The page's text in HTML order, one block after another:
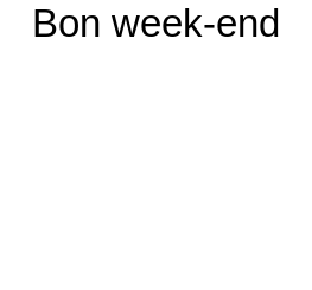
Bon week-end